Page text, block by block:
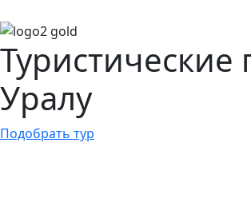
Туристические
Уралу
Подобрать тур